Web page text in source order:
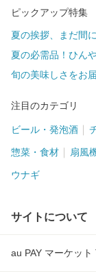
ピックアップ特集
夏の挨拶、まだ間
夏の必需品！ひん
旬の美味しさをお
注目のカテゴリ
ビール・発泡酒
惣菜・食材 扇風
ウナギ
サイトについて
au PAY マーケット